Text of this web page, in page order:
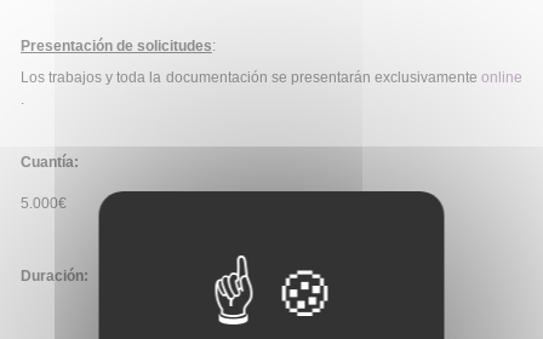
Presentación de solicitudes:
Los trabajos y toda la documentación se presentarán exclusivamente online
.
Cuantía:
5.000€
Duración: